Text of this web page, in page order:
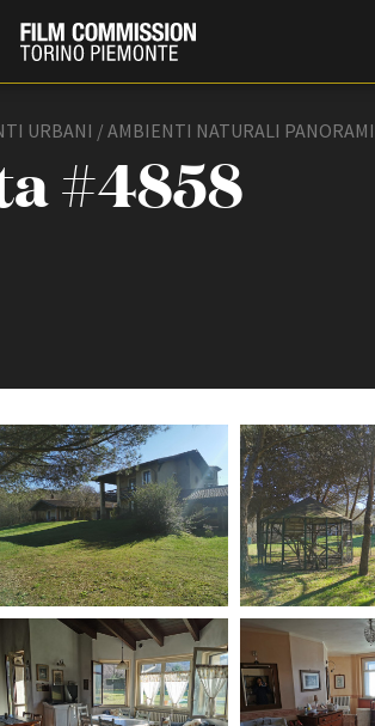
GUIDE
di servizio
Attori
GUIDE
DATABASE
DATABASE
Festival
Days
Locarno
Mostra
Festa
Torino
URBANI / AMBIENTI NATURALI
#4858